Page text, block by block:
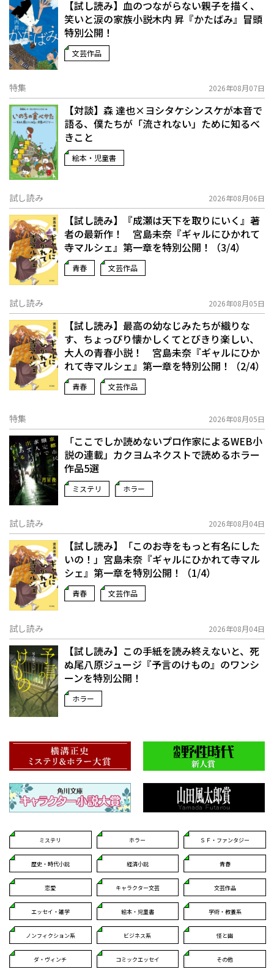
【試し読み】血のつながらない親子を描く、
笑いと涙の家族小説――木内 昇『かたばみ』冒頭
特別公開！
文芸作品
特集 2026年08月07日
【対談】森 達也×ヨシタケシンスケが本音で
語る、僕たちが「流されない」ために知るべ
きこと
絵本・児童書
試し読み 2026年08月06日
【試し読み】『成瀬は天下を取りにいく』著
者の最新作！ 宮島未奈『ギャルにひかれて
寺マルシェ』第一章を特別公開！（3/4）
青春 文芸作品
試し読み 2026年08月05日
【試し読み】最高の幼なじみたちが織りな
す、ちょっぴり懐かしくてとびきり楽しい、
大人の青春小説！ 宮島未奈『ギャルにひか
れて寺マルシェ』第一章を特別公開！（2/4）
青春 文芸作品
特集 2026年08月05日
「ここでしか読めないプロ作家によるWEB小
説の連載」――カクヨムネクストで読めるホラー
作品5選
ミステリ ホラー
試し読み 2026年08月04日
【試し読み】「このお寺をもっと有名にした
いの！」宮島未奈『ギャルにひかれて寺マル
シェ』第一章を特別公開！（1/4）
青春 文芸作品
試し読み 2026年08月04日
【試し読み】この手紙を読み終えないと、死
ぬ――尾八原ジュージ『予言のけもの』のワンシ
ーンを特別公開！
ホラー
ミステリ ホラー ＳＦ・ファンタジー
歴史・時代小説 経済小説 青春
恋愛 キャラクター文芸 文芸作品
エッセイ・雑学 絵本・児童書 学術・教養系
ノンフィクション系 ビジネス系 怪と幽
ダ・ヴィンチ コミックエッセイ その他